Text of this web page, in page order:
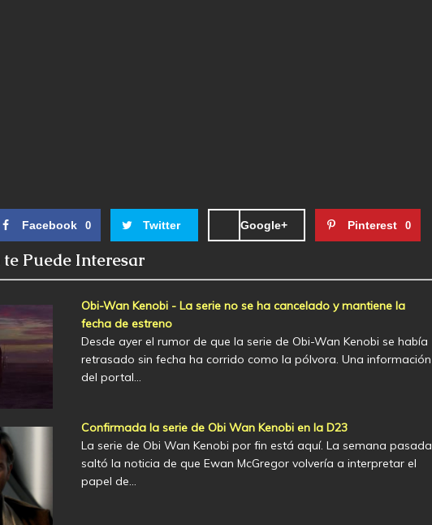
Facebook 0 Twitter Google+ Pinterest 0
Puede Interesar
Obi-Wan Kenobi - La serie no se ha cancelado y mantiene la
fecha de estreno
Desde ayer el rumor de que la serie de Obi-Wan Kenobi se había
retrasado sin fecha ha corrido como la pólvora. Una información
del portal…
Confirmada la serie de Obi Wan Kenobi en la D23
La serie de Obi Wan Kenobi por fin está aquí. La semana pasada
saltó la noticia de que Ewan McGregor volvería a interpretar el
papel de…